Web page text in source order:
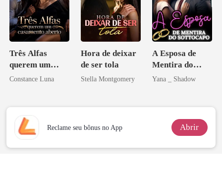
Três Alfas
querem um
casamento
Constance Luna
Hora de deixar
de ser tola
Stella Montgomery
A Esposa de
Mentira do
Sottocapo
Yana _ Shadow
Reclame seu bônus no App Abrir